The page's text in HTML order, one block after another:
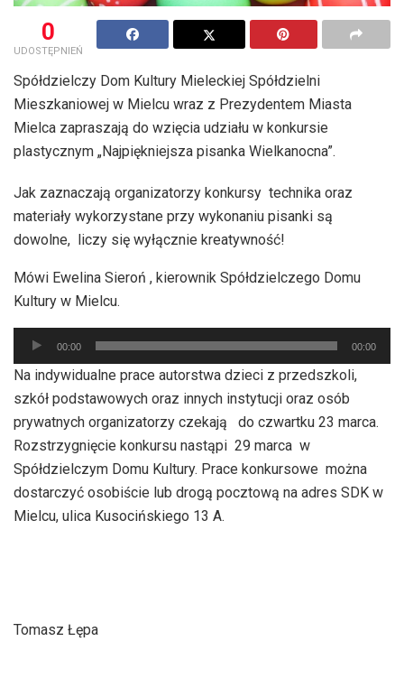
0
UDOSTĘPNIEŃ
Spółdzielczy Dom Kultury Mieleckiej Spółdzielni
Mieszkaniowej w Mielcu wraz z Prezydentem Miasta
Mielca zapraszają do wzięcia udziału w konkursie
plastycznym „Najpiękniejsza pisanka Wielkanocna”.
Jak zaznaczają organizatorzy konkursy technika oraz
materiały wykorzystane przy wykonaniu pisanki są
dowolne, liczy się wyłącznie kreatywność!
Mówi Ewelina Sieroń , kierownik Spółdzielczego Domu
Kultury w Mielcu.
Odtwarzacz
plików
dźwiękowych
00:00 00:00
Na indywidualne prace autorstwa dzieci z przedszkoli,
szkół podstawowych oraz innych instytucji oraz osób
prywatnych organizatorzy czekają do czwartku 23 marca.
Rozstrzygnięcie konkursu nastąpi 29 marca w
Spółdzielczym Domu Kultury. Prace konkursowe można
dostarczyć osobiście lub drogą pocztową na adres SDK w
Mielcu, ulica Kusocińskiego 13 A.
Tomasz Łępa